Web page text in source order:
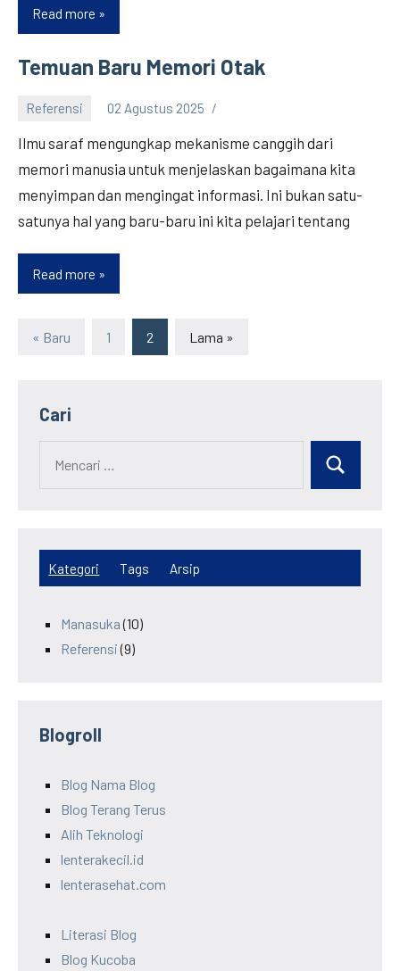
Read more Inisiatif
Otak
dan
Otak
Temuan Baru Memori Otak
Referensi 02 Agustus 2025
Ilmu saraf mengungkap mekanisme canggih dari
memori manusia untuk menjelaskan bagaimana kita
menyimpan dan mengingat informasi. Ini bukan satu-
satunya hal yang baru-baru ini kita pelajari tentang
Read more Temuan
Baru
Memori
Otak
« Baru 1 2 Lama »
Cari
Kategori Tags Arsip
Manasuka (10)
Referensi (9)
Blogroll
Blog Nama Blog
Blog Terang Terus
Alih Teknologi
lenterakecil.id
lenterasehat.com
Literasi Blog
Blog Kucoba